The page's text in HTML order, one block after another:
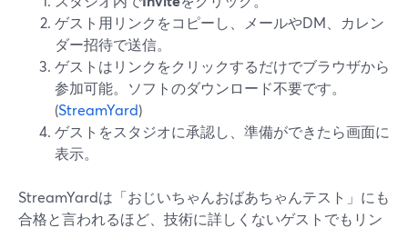
ゲスト用リンクをコピーし、メールやDM、カレン
ダー招待で送信。
ゲストはリンクをクリックするだけでブラウザから
参加可能。ソフトのダウンロード不要です。
(StreamYard)
ゲストをスタジオに承認し、準備ができたら画面に
表示。
StreamYardは「おじいちゃんおばあちゃんテスト」にも
合格と言われるほど、技術に詳しくないゲストでもリン